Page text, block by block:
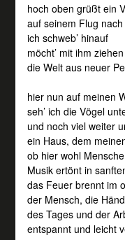
hoch oben grüßt ein
auf seinem Flug
ich schweb’ hinauf
möcht’ mit ihm ziehen
die Welt aus neuer
hier nun auf meinen
seh’ ich die Vögel
und noch viel weiter
ein Haus, dem
ob hier wohl
Musik ertönt in
das Feuer brennt im
der Mensch, die
des Tages und der
entspannt und leicht